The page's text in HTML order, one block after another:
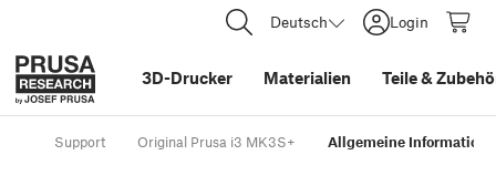
Deutsch Login
3D-Drucker Materialien Teile&
Support Original Prusa i3 MK3S+ Allgemeine